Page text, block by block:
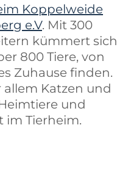
Koppelweide
e.V. Mit 300
kümmert sich
800 Tiere, von
Zuhause finden.
allem Katzen und
und
im Tierheim.